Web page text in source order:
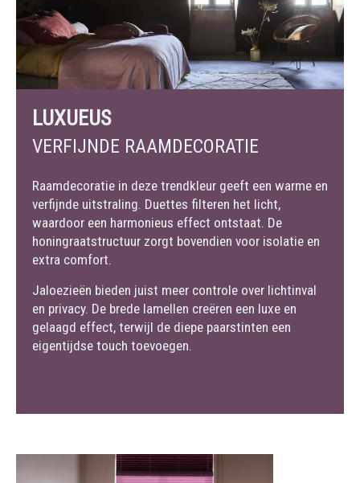
LUXUEUS
VERFIJNDE RAAMDECORATIE
Raamdecoratie in deze trendkleur geeft een warme en
verfijnde uitstraling. Duettes filteren het licht,
waardoor een harmonieus effect ontstaat. De
honingraatstructuur zorgt bovendien voor isolatie en
extra comfort.
Jaloezieën bieden juist meer controle over lichtinval
en privacy. De brede lamellen creëren een luxe en
gelaagd effect, terwijl de diepe paarstinten een
eigentijdse touch toevoegen.